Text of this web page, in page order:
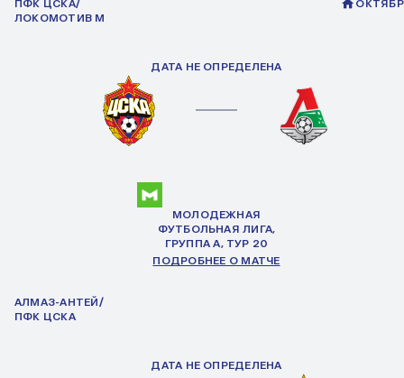
ПФК ЦСКА/
ЛОКОМОТИВ М
ДАТА НЕ ОПРЕДЕЛЕНА
МОЛОДЕЖНАЯ
ФУТБОЛЬНАЯ ЛИГА,
ГРУППАА, ТУР 20
ПОДРОБНЕЕ О МАТЧЕ
АЛМАЗ-АНТЕЙ/
ПФК ЦСКА
ДАТА НЕ ОПРЕДЕЛЕНА